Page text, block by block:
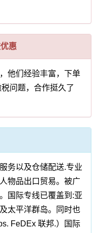
惠
他们经验丰富，下单
问题，合作挺久了
以及仓储配送.专业
物品出口贸易。被广
国际专线已覆盖到:亚
太平洋群岛。同时也
FeDEx 联邦.）国际